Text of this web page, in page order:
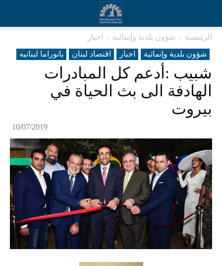
الرئيسية شؤون بلدية وإنمائية
اخبار
شؤون بلدية وإنمائية
اخبار اقتصاد لبنان بانوراما لبنانیه
شبيب :أدعم كل المبادرات
الهادفة الى بث الحياة في
بيروت
10/07/2019